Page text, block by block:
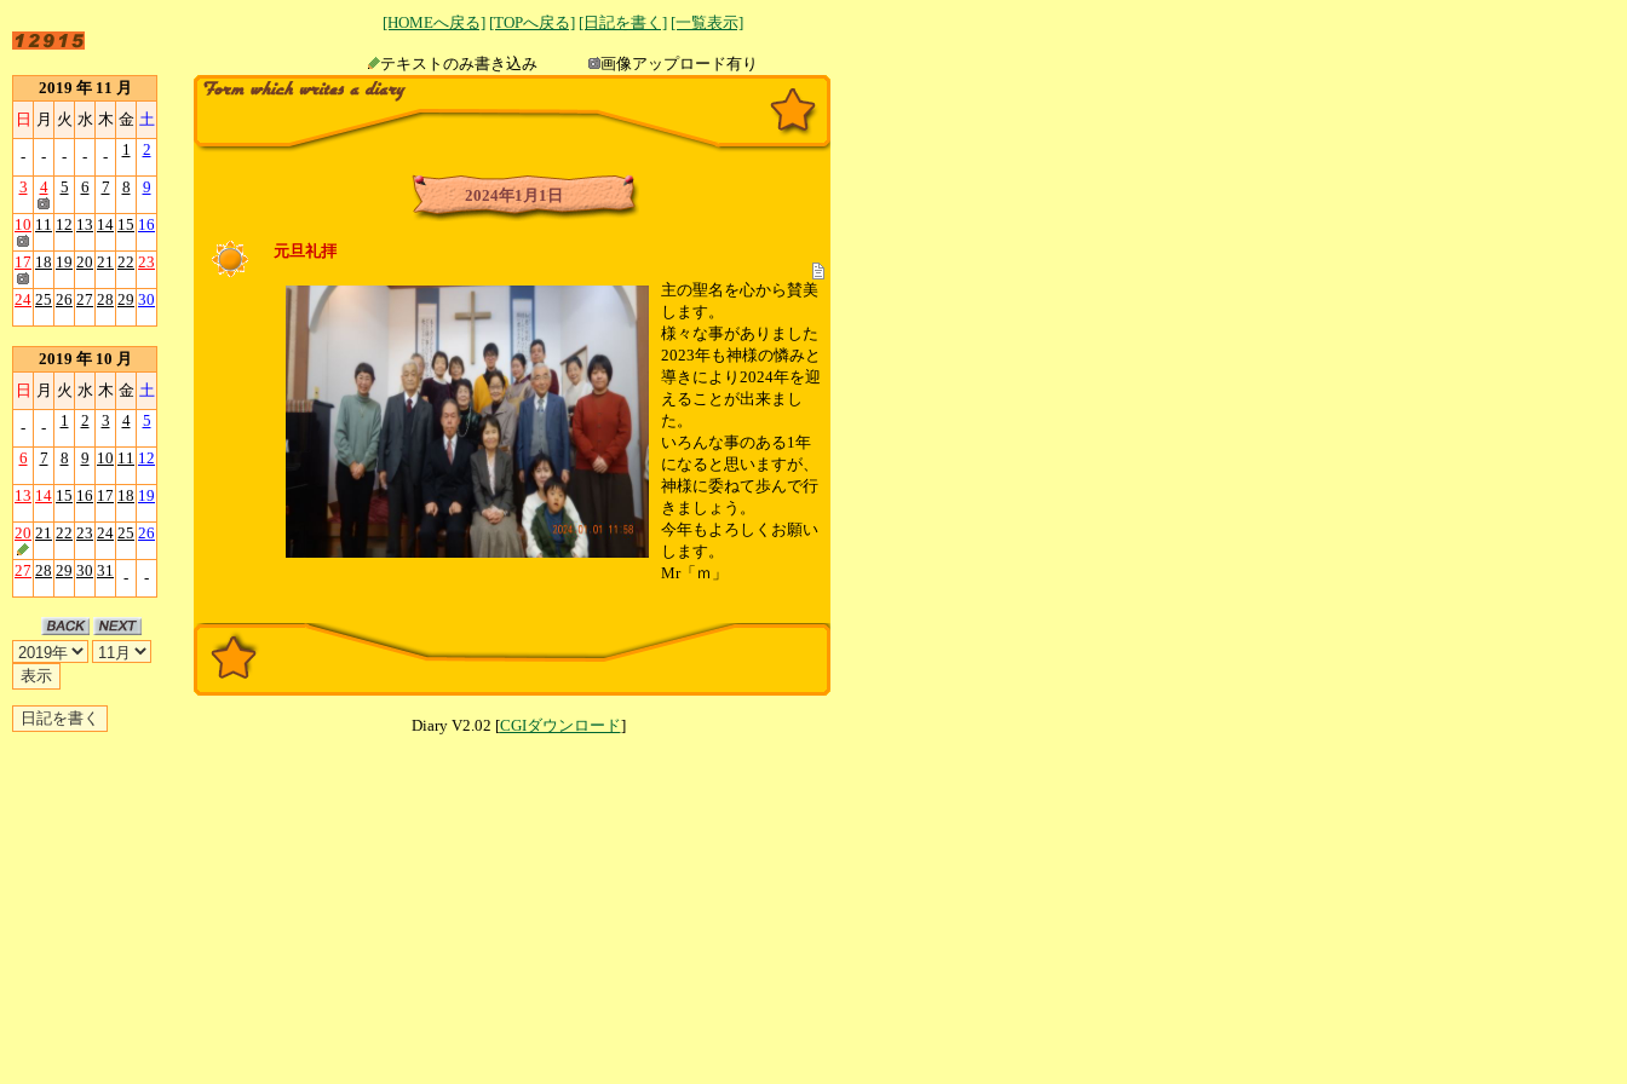
[HOMEへ戻る] [TOPへ戻る] [日記を書く] [一覧表示]
テキストのみ書き込み
画像アップロード有り
2019 年 11 月
日 月 火 水 木 金 土
- - - - - 1 2
3 4 5 6 7 8 9
10 11 12 13 14 15 16
17 18 19 20 21 22 23
24 25 26 27 28 29 30
2019 年 10 月
日 月 火 水 木 金 土
- - 1 2 3 4 5
6 7 8 9 10 11 12
13 14 15 16 17 18 19
20 21 22 23 24 25 26
27 28 29 30 31 - -
2024年1月1日
元旦礼拝
主の聖名を心から賛美
します。
様々な事がありました
2023年も神様の憐みと
導きにより2024年を迎
えることが出来まし
た。
いろんな事のある1年
になると思いますが、
神様に委ねて歩んで行
きましょう。
今年もよろしくお願い
します。
Mr「ｍ」
Diary V2.02 [CGIダウンロード]